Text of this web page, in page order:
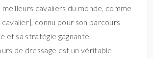
cavaliers du monde, comme
connu pour son parcours
et sa stratégie gagnante.
de dressage est un véritable